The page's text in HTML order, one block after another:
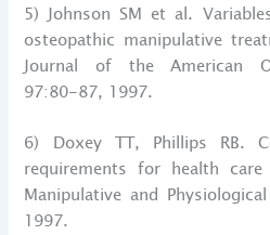
5) Johnson SM et al.
osteopathic manipulative
Journal of the American
97:80-87, 1997.
6) Doxey TT, Phillips RB.
requirements for health
Manipulative and
1997.